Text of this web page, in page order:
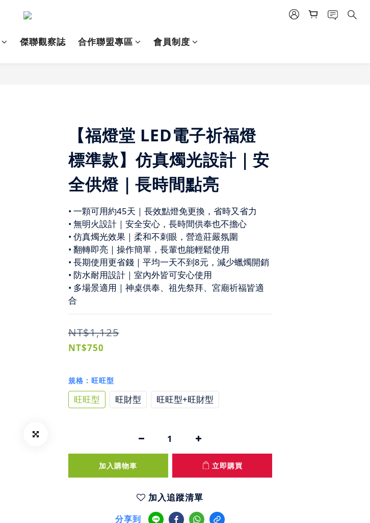
傑聯觀察誌 合作聯盟專區 會員制度
【福燈堂 LED電子祈福燈
標準款】仿真燭光設計｜安
全供燈｜長時間點亮
• 一顆可用約45天｜長效點燈免更換，省時又省力
• 無明火設計｜安全安心，長時間供奉也不擔心
• 仿真燭光效果｜柔和不刺眼，營造莊嚴氛圍
• 翻轉即亮｜操作簡單，長輩也能輕鬆使用
• 長期使用更省錢｜平均一天不到8元，減少蠟燭開銷
• 防水耐用設計｜室內外皆可安心使用
• 多場景適用｜神桌供奉、祖先祭拜、宮廟祈福皆適
合
NT$1,125
NT$750
規格 : 旺旺型
旺旺型 旺財型 旺旺型+旺財型
加入購物車 立即購買
加入追蹤清單
分享到